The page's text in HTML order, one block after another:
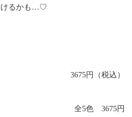
けるかも…♡
3675円（税込）
全5色 3675円